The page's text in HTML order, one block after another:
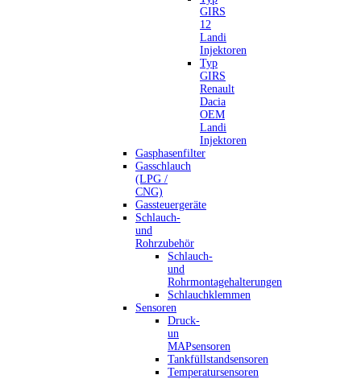
GIRS
12
Landi
Injektoren
Typ
GIRS
Renault
Dacia
OEM
Landi
Injektoren
Gasphasenfilter
Gasschlauch
(LPG /
CNG)
Gassteuergeräte
Schlauch-
und
Rohrzubehör
Schlauch-
und
Rohrmontagehalterungen
Schlauchklemmen
Sensoren
Druck-
un
MAPsensoren
Tankfüllstandsensoren
Temperatursensoren